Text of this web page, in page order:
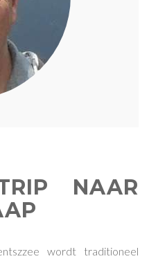
NAAR
wordt traditioneel